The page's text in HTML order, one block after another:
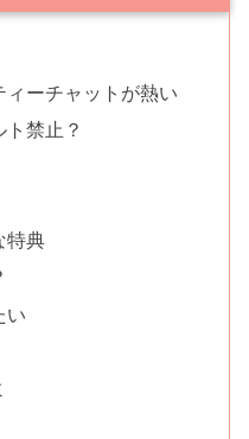
ーチャットが熱い
禁止？
特典
い